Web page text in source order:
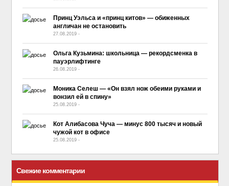
Принц Уэльса и «принц китов» — обиженных
англичан не остановить
27.08.2019 -
Ольга Кузьмина: школьница — рекордсменка в
пауэрлифтинге
26.08.2019 -
Моника Селеш — «Он взял нож обеими руками и
вонзил ей в спину»
25.08.2019 -
Кот Алибасова Чуча — минус 800 тысяч и новый
чужой кот в офисе
25.08.2019 -
Свежие комментарии